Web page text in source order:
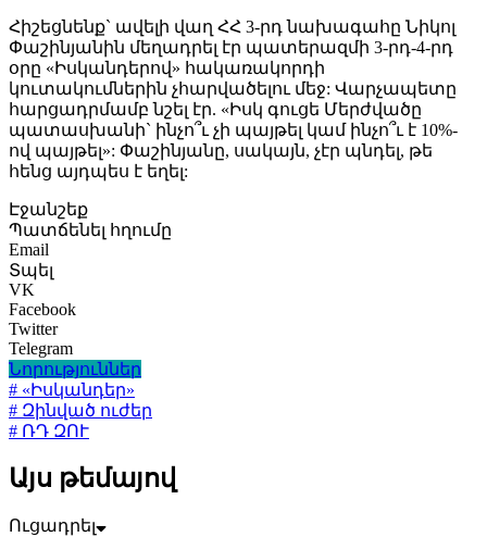
Հիշեցնենք` ավելի վաղ ՀՀ 3-րդ նախագահը Նիկոլ
Փաշինյանին մեղադրել էր պատերազմի 3-րդ-4-րդ
օրը «Իսկանդերով» հակառակորդի
կուտակումներին չհարվածելու մեջ: Վարչապետը
հարցադրմամբ նշել էր. «Իսկ գուցե Մերժվածը
պատասխանի` ինչո՞ւ չի պայթել կամ ինչո՞ւ է 10%-
ով պայթել»: Փաշինյանը, սակայն, չէր պնդել, թե
հենց այդպես է եղել:
Էջանշեք
Պատճենել հղումը
Email
Տպել
VK
Facebook
Twitter
Telegram
Նորություններ
# «Իսկանդեր»
# Զինված ուժեր
# ՌԴ ԶՈՒ
Այս թեմայով
Ուցադրել